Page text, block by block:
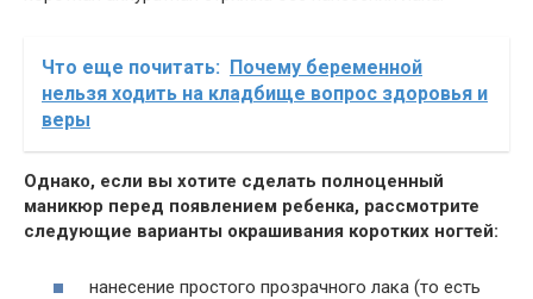
Что еще почитать: Почему беременной
нельзя ходить на кладбище вопрос здоровья и
веры
Однако, если вы хотите сделать полноценный
маникюр перед появлением ребенка, рассмотрите
следующие варианты окрашивания коротких ногтей:
нанесение простого прозрачного лака (то есть